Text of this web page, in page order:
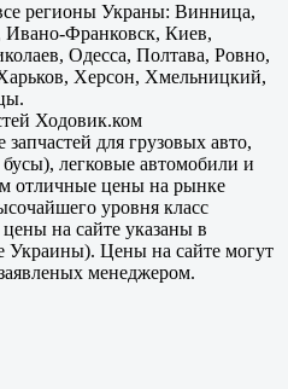
регионы Украны: Винница,
Франковск, Киев,
Одесса, Полтава, Ровно,
Херсон, Хмельницкий,
Ходовик.ком
для грузовых авто,
легковые автомобили и
отличные цены на рынке
уровня класс
на сайте указаны в
Украины). Цены на сайте могут
менеджером.